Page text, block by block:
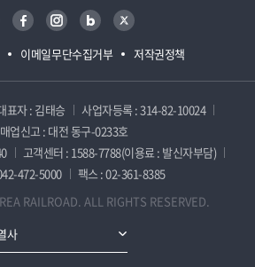
이메일무단수집거부 저작권정책
페이스북 인스타그램 블로그 트위터
표자 : 김태승
사업자등록 : 314-82-10024
업신고 : 대전 동구-0233호
고객센터 : 1588-7788(이용료 : 발신자부담)
472-5000
팩스 : 02-361-8385
RAILROAD. ALL RIGHTS RESERVED.
사